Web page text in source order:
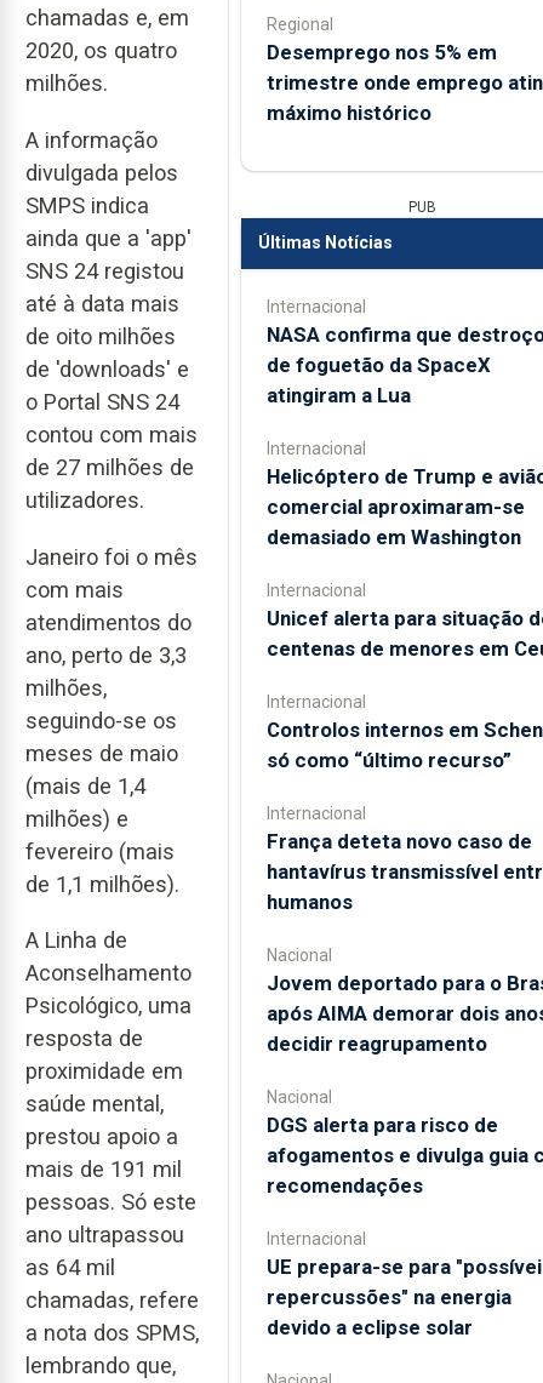
chamadas e, em
2020, os quatro
milhões.
A informação
divulgada pelos
SMPS indica
ainda que a 'app'
SNS 24 registou
até à data mais
de oito milhões
de 'downloads' e
o Portal SNS 24
contou com mais
de 27 milhões de
utilizadores.
Janeiro foi o mês
com mais
atendimentos do
ano, perto de 3,3
milhões,
seguindo-se os
meses de maio
(mais de 1,4
milhões) e
fevereiro (mais
de 1,1 milhões).
A Linha de
Aconselhamento
Psicológico, uma
resposta de
proximidade em
saúde mental,
prestou apoio a
mais de 191 mil
pessoas. Só este
ano ultrapassou
as 64 mil
chamadas, refere
a nota dos SPMS,
lembrando que,
Regional
Desemprego nos 5% em
trimestre onde emprego
máximo histórico
PUB
Últimas Notícias
Internacional
NASA confirma que
de foguetão da SpaceX
atingiram a Lua
Internacional
Helicóptero de Trump e
comercial aproximaram-se
demasiado em Washington
Internacional
Unicef alerta para situação
centenas de menores em
Internacional
Controlos internos em
só como “último recurso”
Internacional
França deteta novo caso de
hantavírus transmissível
humanos
Nacional
Jovem deportado para o
após AIMA demorar dois
decidir reagrupamento
Nacional
DGS alerta para risco de
afogamentos e divulga guia
recomendações
Internacional
UE prepara-se para
repercussões" na energia
devido a eclipse solar